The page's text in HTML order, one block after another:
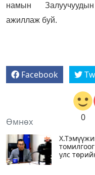
намын
ажиллаж буй.
Facebook
0
Өмнөх
улс